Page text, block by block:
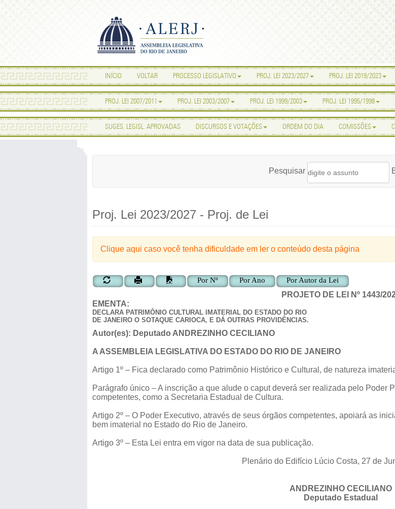
INÍCIO VOLTAR PROCESSO LEGISLATIVO PROJ. LEI 2023/2027 PROJ. LEI 2019/2023
PROJ. LEI 2007/2011 PROJ. LEI 2003/2007 PROJ. LEI 1999/2003 PROJ. LEI 1995/1998
SUGES. LEGISL. APROVADAS DISCURSOS E VOTAÇÕES ORDEM DO DIA COMISSÕES
Pesquisar
Proj. Lei 2023/2027 - Proj. de Lei
Clique aqui caso você tenha dificuldade em ler o conteúdo desta página
Por Nº Por Ano Por Autor da Lei
PROJETO DE LEI Nº 1443/
EMENTA:
DECLARA PATRIMÔNIO CULTURAL IMATERIAL DO ESTADO DO RIO
DE JANEIRO O SOTAQUE CARIOCA, E DÁ OUTRAS PROVIDÊNCIAS.
Autor(es): Deputado ANDREZINHO CECILIANO
A ASSEMBLEIA LEGISLATIVA DO ESTADO DO RIO DE JANEIRO
Artigo 1º – Fica declarado como Patrimônio Histórico e Cultural, de natureza
Parágrafo único – A inscrição a que alude o caput deverá ser realizada pelo Poder
competentes, como a Secretaria Estadual de Cultura.
Artigo 2º – O Poder Executivo, através de seus órgãos competentes, apoiará as
bem imaterial no Estado do Rio de Janeiro.
Artigo 3º – Esta Lei entra em vigor na data de sua publicação.
Plenário do Edifício Lúcio Costa, 27 de
ANDREZINHO CECILIANO
Deputado Estadual